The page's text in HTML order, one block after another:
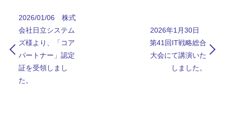
2026/01/06 株式
会社日立システム
ズ様より、「コア
パートナー」認定
証を受領しまし
た。
2026年1月30日
第41回IT戦略総合
大会にて講演いた
しました。